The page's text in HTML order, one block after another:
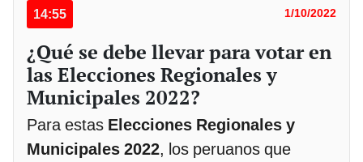
14:55 1/10/2022
¿Qué se debe llevar para votar en
las Elecciones Regionales y
Municipales 2022?
Para estas Elecciones Regionales y
Municipales 2022, los peruanos que